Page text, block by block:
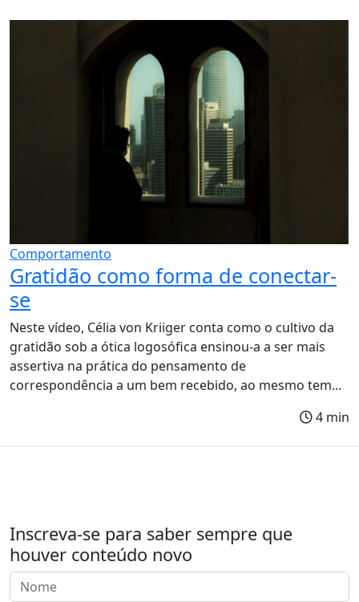
Comportamento
Gratidão como forma de conectar-
se
Neste vídeo, Célia von Kriiger conta como o cultivo da
gratidão sob a ótica logosófica ensinou-a a ser mais
assertiva na prática do pensamento de
correspondência a um bem recebido, ao mesmo tem...
4 min
Inscreva-se para saber sempre que
houver conteúdo novo